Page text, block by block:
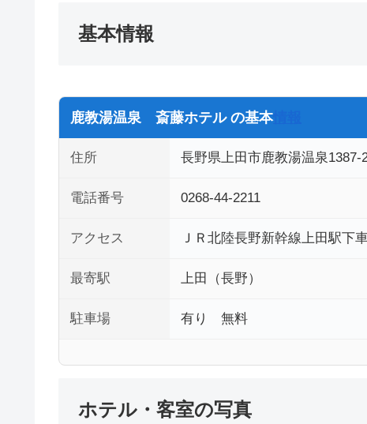
基本情報
鹿教湯温泉 斎藤ホテル の基本情報
住所 長野県上田市鹿教湯温泉1387-
電話番号 0268-44-2211
アクセス ＪＲ北陸長野新幹線上田駅下
最寄駅 上田（長野）
駐車場 有り 無料
ホテル・客室の写真